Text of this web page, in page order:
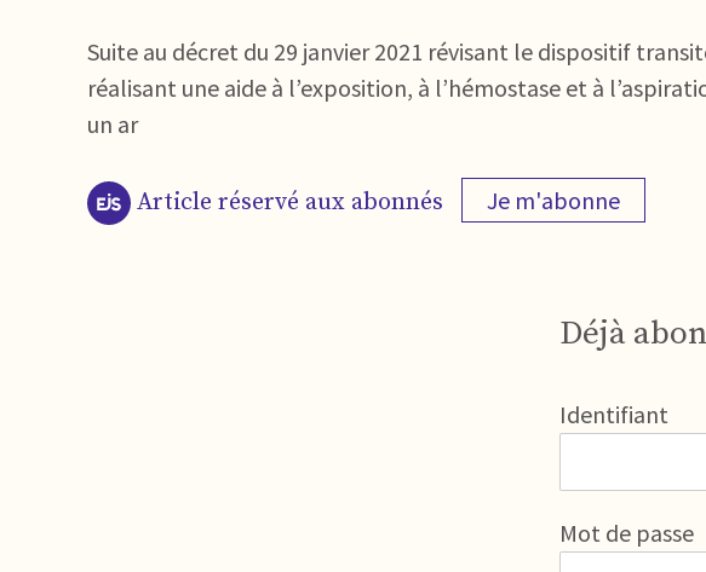
Suite au décret du 29 janvier 2021 révisant le dispositif
réalisant une aide à l’exposition, à l’hémostase et à
un ar
Article réservé aux abonnés Je m'abonne
Déjà
Identifiant
Mot de passe